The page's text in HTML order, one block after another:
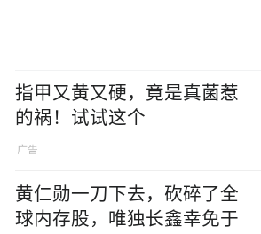
指甲又黄又硬，竟是真菌惹
的祸！试试这个
黄仁勋一刀下去，砍碎了全
球内存股，唯独长鑫幸免于